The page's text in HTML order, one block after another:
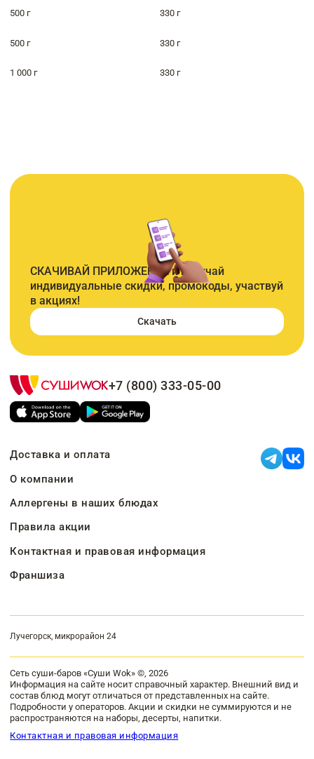
500 г 330 г
500 г 330 г
1 000 г 330 г
СКАЧИВАЙ ПРИЛОЖЕНИЕ и получай
индивидуальные скидки, промокоды, участвуй
в акциях!
Скачать
+7 (800) 333-05-00
Доставка и оплата
О компании
Аллергены в наших блюдах
Правила акции
Контактная и правовая информация
Франшиза
Лучегорск, микрорайон 24
Сеть суши-баров «Суши Wok» ©, 2026
Информация на сайте носит справочный характер. Внешний вид и
состав блюд могут отличаться от представленных на сайте.
Подробности у операторов. Акции и скидки не суммируются и не
распространяются на наборы, десерты, напитки.
Контактная и правовая информация